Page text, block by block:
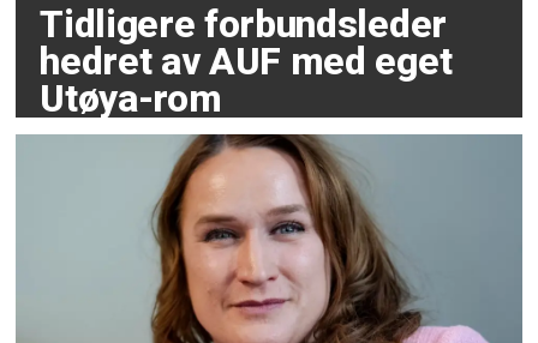
Tidligere forbundsleder
hedret av AUF med eget
Utøya-rom